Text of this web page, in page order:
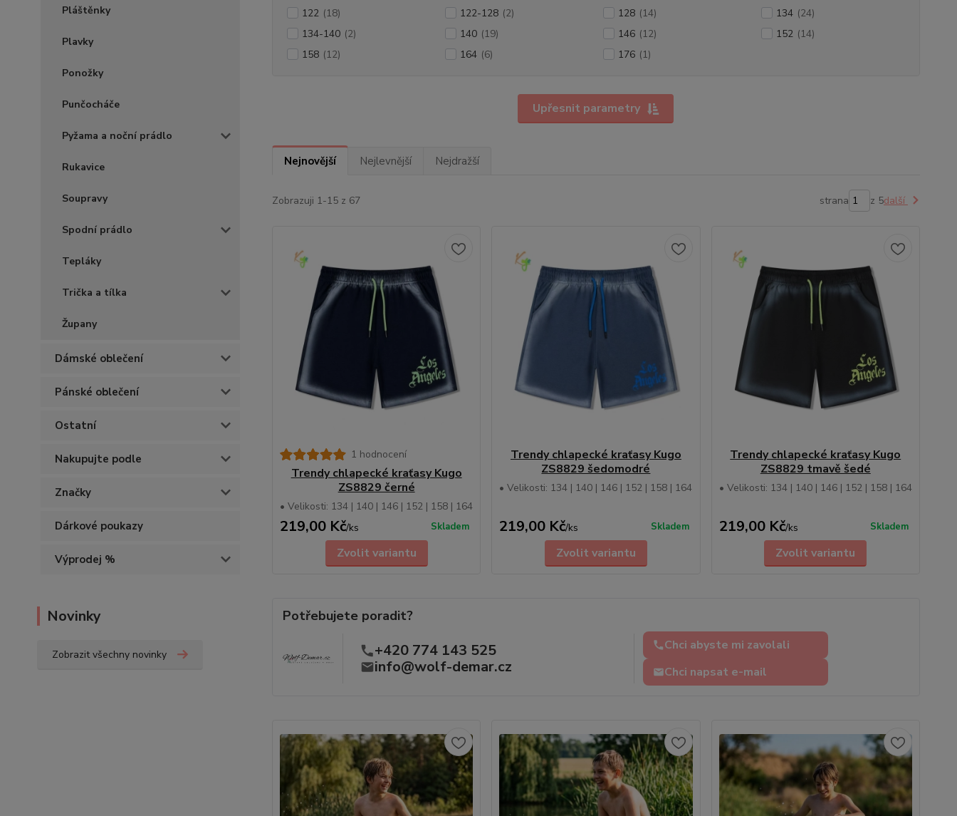
Pláštěnky
Plavky
Ponožky
Punčocháče
Pyžama a noční prádlo
Rukavice
Soupravy
Spodní prádlo
Tepláky
Trička a tílka
Župany
Dámské oblečení
Pánské oblečení
Ostatní
Nakupujte podle
Značky
Dárkové poukazy
Výprodej %
Novinky
Zobrazit všechny novinky
Upřesnit parametry
122 (18) 122-128 (2) 128 (14) 134 (24)
134-140 (2) 140 (19) 146 (12) 152 (14)
158 (12) 164 (6) 176 (1)
Nejnovější Nejlevnější Nejdražší
Zobrazuji 1-15 z 67 strana z 5další
1 hodnocení
Trendy chlapecké kraťasy Kugo
ZS8829 černé
• Velikosti: 134 | 140 | 146 | 152 | 158 | 164
219,00 Kč/ks Skladem
Zvolit variantu
Trendy chlapecké kraťasy Kugo
ZS8829 šedomodré
• Velikosti: 134 | 140 | 146 | 152 | 158 | 164
219,00 Kč/ks Skladem
Zvolit variantu
Trendy chlapecké kraťasy Kugo
ZS8829 tmavě šedé
• Velikosti: 134 | 140 | 146 | 152 | 158 | 164
219,00 Kč/ks Skladem
Zvolit variantu
Potřebujete poradit?
+420 774 143 525
info@wolf-demar.cz
Chci abyste mi zavolali
Chci napsat e-mail